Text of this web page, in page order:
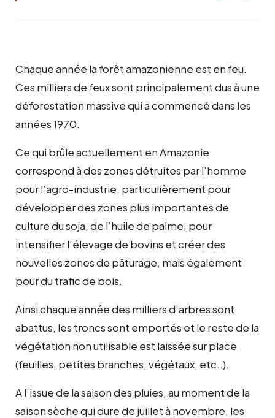
Chaque année la forêt amazonienne est en feu.
Ces milliers de feux sont principalement dus à une
déforestation massive qui a commencé dans les
années 1970.
Ce qui brûle actuellement en Amazonie
correspond à des zones détruites par l’homme
pour l’agro-industrie, particulièrement pour
développer des zones plus importantes de
culture du soja, de l’huile de palme, pour
intensifier l’élevage de bovins et créer des
nouvelles zones de pâturage, mais également
pour du trafic de bois.
Ainsi chaque année des milliers d’arbres sont
abattus, les troncs sont emportés et le reste de la
végétation non utilisable est laissée sur place
(feuilles, petites branches, végétaux, etc..).
A l’issue de la saison des pluies, au moment de la
saison sèche qui dure de juillet à novembre, les